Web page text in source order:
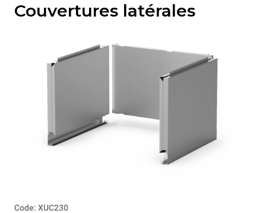
Couvertures latérales
Code: XUC230